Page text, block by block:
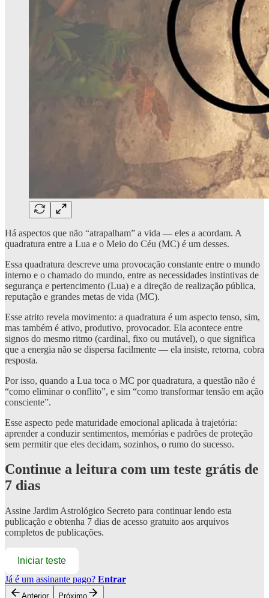
Há aspectos que não “atrapalham” a vida — eles a acordam. A
quadratura entre a Lua e o Meio do Céu (MC) é um desses.
Essa quadratura descreve uma provocação constante entre o mundo
interno e o chamado do mundo, entre as necessidades instintivas de
segurança e pertencimento (Lua) e a direção de realização pública,
reputação e grandes metas de vida (MC).
Esse atrito revela movimento: a quadratura é um aspecto tenso, sim,
mas também é ativo, produtivo, provocador. Ela acontece entre
signos do mesmo ritmo (cardinal, fixo ou mutável), o que significa
que a energia não se dispersa facilmente — ela insiste, retorna, cobra
resposta.
Por isso, quando a Lua toca o MC por quadratura, a questão não é
“como eliminar o conflito”, e sim “como transformar tensão em ação
consciente”.
Esse aspecto pede maturidade emocional aplicada à trajetória:
aprender a conduzir sentimentos, memórias e padrões de proteção
sem permitir que eles decidam, sozinhos, o rumo do sucesso.
Continue a leitura com um teste grátis de
7 dias
Assine Jardim Astrológico Secreto para continuar lendo esta
publicação e obtenha 7 dias de acesso gratuito aos arquivos
completos de publicações.
Iniciar teste
Já é um assinante pago? Entrar
Anterior Próximo